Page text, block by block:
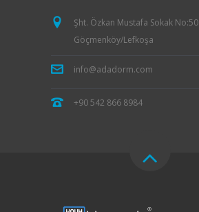
Şht. Özkan Mustafa Sokak No:50
Göçmenköy/Lefkoşa
info@adadorm.com
+90 542 866 8984